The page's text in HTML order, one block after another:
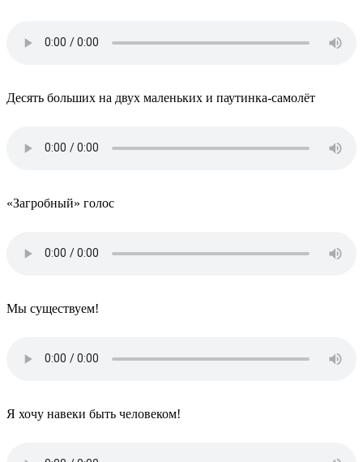
Десять больших на двух маленьких и паутинка-самолёт
«Загробный» голос
Мы существуем!
Я хочу навеки быть человеком!